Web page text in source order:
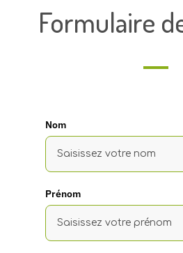
Formulaire
Nom
Prénom